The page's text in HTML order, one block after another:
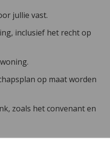
jullie vast.
inclusief het recht op
op maat worden
zoals het convenant en